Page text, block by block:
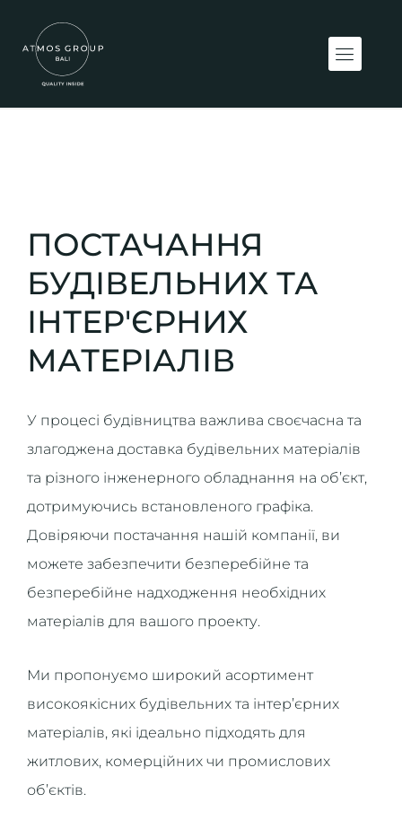
ПОСТАЧАННЯ
БУДІВЕЛЬНИХ ТА
ІНТЕР'ЄРНИХ
МАТЕРІАЛІВ
У процесі будівництва важлива своєчасна та
злагоджена доставка будівельних матеріалів
та різного інженерного обладнання на об’єкт,
дотримуючись встановленого графіка.
Довіряючи постачання нашій компанії, ви
можете забезпечити безперебійне та
безперебійне надходження необхідних
матеріалів для вашого проекту.
Ми пропонуємо широкий асортимент
високоякісних будівельних та інтер’єрних
матеріалів, які ідеально підходять для
житлових, комерційних чи промислових
об’єктів.